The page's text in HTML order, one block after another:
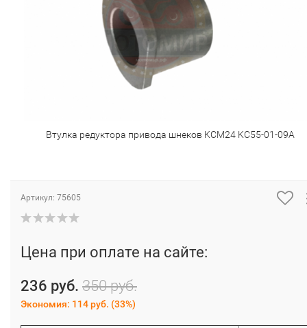
Втулка редуктора привода шнеков KCМ24 KC55-01-09A
Артикул: 75605
Цена при оплате на сайте:
236 руб. 350 руб.
Экономия: 114 руб. (33%)